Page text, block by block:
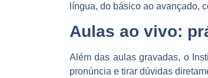
língua, do básico ao avançado,
Aulas ao vivo:
Além das aulas gravadas, o
pronúncia e tirar dúvidas